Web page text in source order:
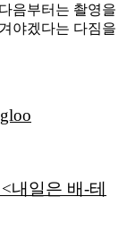
음부터는 촬영을
야겠다는 다짐을
내일은 배-테